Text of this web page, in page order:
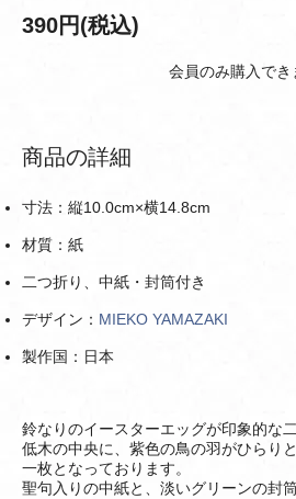
390円(税込)
会員のみ購入でき
商品の詳細
寸法：縦10.0cm×横14.8cm
材質：紙
二つ折り、中紙・封筒付き
デザイン： MIEKO YAMAZAKI
製作国：日本
鈴なりのイースターエッグが印象的な
低木の中央に、紫色の鳥の羽がひらり
一枚となっております。
聖句入りの中紙と、淡いグリーンの封筒